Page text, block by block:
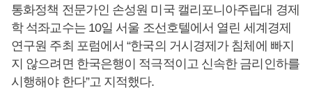
통화정책 전문가인 손성원 미국 캘리포니아주립대 경제
학 석좌교수는 10일 서울 조선호텔에서 열린 세계경제
연구원 주최 포럼에서 “한국의 거시경제가 침체에 빠지
지 않으려면 한국은행이 적극적이고 신속한 금리인하를
시행해야 한다”고 지적했다.